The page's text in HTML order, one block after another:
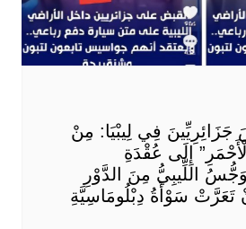
جَزَائِرِيِّينَ فِي لِيبْيَا: مِنْ
إِلَى عُقْدَةِ
اللِّيبِيُّ مِنَ الدَّوْرِ
تَعَرَّتْ سَوْأَةُ دِبْلُومَاسِيَّةِ